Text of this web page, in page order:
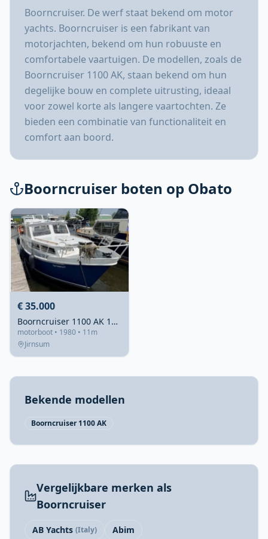
Boorncruiser. De werf staat bekend om motor
yachts. Boorncruiser is een fabrikant van
motorjachten, bekend om hun robuuste en
comfortabele vaartuigen. De modellen, zoals de
Boorncruiser 1100 AK, staan bekend om hun
degelijke bouw en complete uitrusting, ideaal
voor zowel korte als langere vaartochten. Ze
bieden een combinatie van functionaliteit en
comfort aan boord.
Boorncruiser boten op Obato
€ 35.000
Boorncruiser 1100 AK 1980 – Stalen reismotor met vijf hutten
motorboot • 1980 • 11m
Jirnsum
Bekende modellen
Boorncruiser 1100 AK
Vergelijkbare merken als
Boorncruiser
AB Yachts (Italy) Abim